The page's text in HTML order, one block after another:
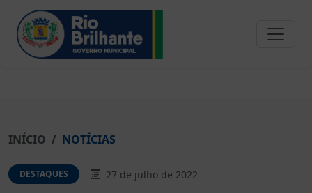
INÍCIO NOTÍCIAS
DESTAQUES 27 de julho de 2022